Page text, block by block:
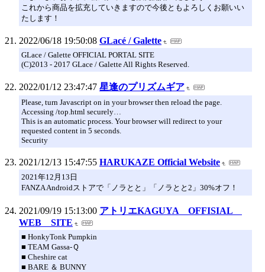
これから商品を拡充していきますので今後ともよろしくお願いい
たします！
2022/06/18 19:50:08 GLacé / Galette
GLace / Galette OFFICIAL PORTAL SITE
(C)2013 - 2017 GLace / Galette All Rights Reserved.
2022/01/12 23:47:47 星逢のプリズムギア
Please, turn Javascript on in your browser then reload the page.
Accessing /top.html securely…
This is an automatic process. Your browser will redirect to your
requested content in 5 seconds.
Security
2021/12/13 15:47:55 HARUKAZE Official Website
2021年12月13日
FANZA Androidストアで「ノラとと」「ノラとと2」30%オフ！
2021/09/19 15:13:00 アトリエKAGUYA OFFISIAL
WEB SITE
■ HonkyTonk Pumpkin
■ TEAM Gassa-Ｑ
■ Cheshire cat
■ BARE ＆ BUNNY